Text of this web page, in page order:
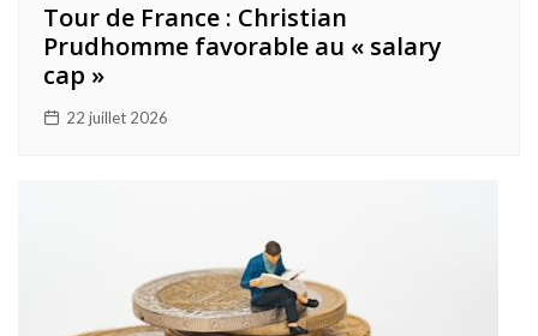
Tour de France : Christian
Prudhomme favorable au « salary
cap »
22 juillet 2026